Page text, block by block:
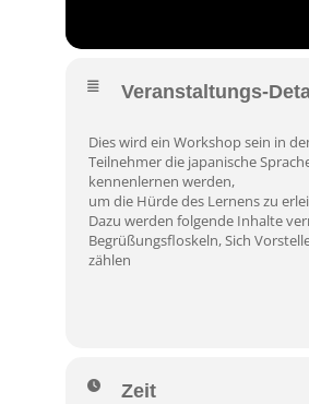
Veranstaltungs-
Dies wird ein Workshop sein in
Teilnehmer die japanische
kennenlernen werden,
um die Hürde des Lernens zu
Dazu werden folgende Inhalte
Begrüßungsfloskeln, Sich
zählen
Zeit